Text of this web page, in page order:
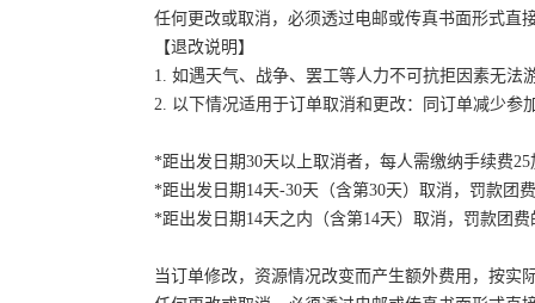
任何更改或取消，必须透过电邮或传真书面形式直
【退改说明】
1. 如遇天气、战争、罢工等人力不可抗拒因素无
2. 以下情况适用于订单取消和更改：同订单减少
*距出发日期30天以上取消者，每人需缴纳手续费
*距出发日期14天-30天（含第30天）取消，罚款团
*距出发日期14天之内（含第14天）取消，罚款团费
当订单修改，资源情况改变而产生额外费用，按实